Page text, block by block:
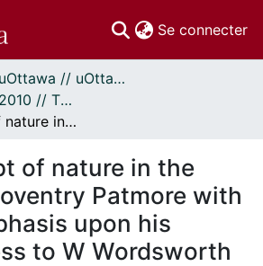
Se connecter
Thèses uOttawa // uOttawa Theses
Thèses, 1910 - 2010 // Theses, 1910 - 2010
The concept of nature in the poetry of Coventry Patmore with special emphasis upon his indebtedness to W Wordsworth
of nature in the
Patmore with
upon his
to W Wordsworth